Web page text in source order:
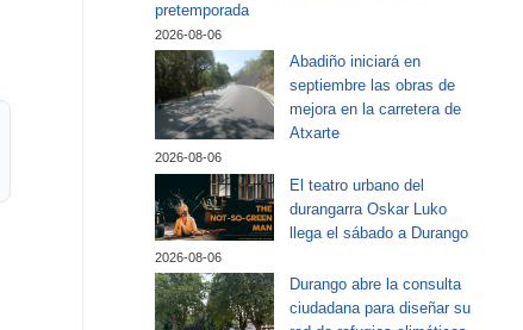
pretemporada
2026-08-06
Abadiño iniciará en
septiembre las obras de
mejora en la carretera de
Atxarte
2026-08-06
El teatro urbano del
durangarra Oskar Luko
llega el sábado a Durango
2026-08-06
Durango abre la consulta
ciudadana para diseñar su